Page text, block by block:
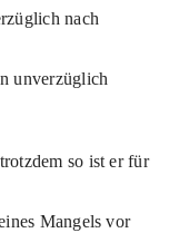
nach
unverzüglich
so ist er für
Mangels vor